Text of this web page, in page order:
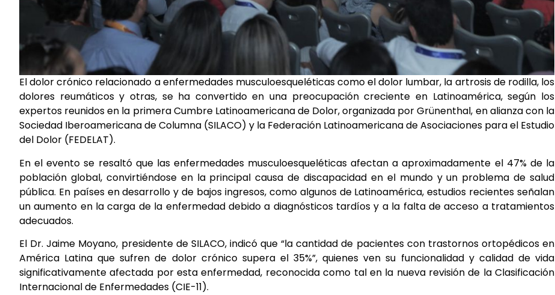
El dolor crónico relacionado a enfermedades musculoesqueléticas como el dolor lumbar, la artrosis de rodilla, los
dolores reumáticos y otras, se ha convertido en una preocupación creciente en Latinoamérica, según los
expertos reunidos en la primera Cumbre Latinoamericana de Dolor, organizada por Grünenthal, en alianza con la
Sociedad Iberoamericana de Columna (SILACO) y la Federación Latinoamericana de Asociaciones para el Estudio
del Dolor (FEDELAT).
En el evento se resaltó que las enfermedades musculoesqueléticas afectan a aproximadamente el 47% de la
población global, convirtiéndose en la principal causa de discapacidad en el mundo y un problema de salud
pública. En países en desarrollo y de bajos ingresos, como algunos de Latinoamérica, estudios recientes señalan
un aumento en la carga de la enfermedad debido a diagnósticos tardíos y a la falta de acceso a tratamientos
adecuados.
El Dr. Jaime Moyano, presidente de SILACO, indicó que “la cantidad de pacientes con trastornos ortopédicos en
América Latina que sufren de dolor crónico supera el 35%”, quienes ven su funcionalidad y calidad de vida
significativamente afectada por esta enfermedad, reconocida como tal en la nueva revisión de la Clasificación
Internacional de Enfermedades (CIE-11).